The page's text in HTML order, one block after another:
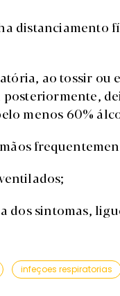
distanciamento
ao tossir ou
menos 60%
dos sintomas,
infeçoes respiratorias